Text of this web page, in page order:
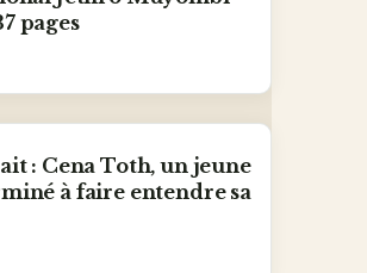
pages
: Cena Toth, un jeune
à faire entendre sa